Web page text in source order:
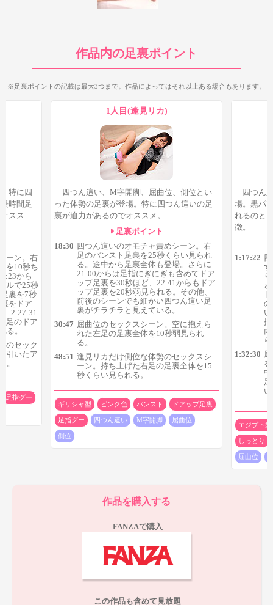
21:00からは足指にぎにぎも含めてドアップ足裏を30秒ほど
とができます。その他にもチラチラ見える細かい足裏もあるの
で、それも含めるのであればもっと足裏シーンは増えます。
セックスシーンは逢見リカだけ側位な体勢の足裏がよく見えて
いてオススメ。15秒程度と長くはありませんが、セックス中の足
裏が好きなら見ておいても良いでしょう。
2人目の中丸未来は、四つん這い、屈曲位、M字開脚の足裏が
登場。ここももちろん四つん這いの足裏が見応えがあります。
四つん這いシーンでは最初だけ黒パンスト足裏を履いており、
しばらくすると生足裏が登場するのが特徴で、
1:17:22から両足の黒パンスト足裏を40秒くらい
1:18:38からも左足の黒パンスト足裏が約20秒
1:21:59からは左足の生足裏を足指グーも含めて25秒くらい
1:22:40からも左足の生足裏の足指グーを20秒ちょっと
黒パンスト足裏を長時間見られたりするのが良いで
すね。また足裏を見られるシーンの数もそこそこ多いのも嬉しい
そういった足裏が好きならぜひ見て頂きたいところです。
作品内の足裏ポイント
※足裏ポイントの記載は最大3つまで。作品によってはそれ以上ある場合もあります。
特に四
時間足
スス
ーン。右
を10秒ち
から
ルで25秒
裏を7秒
をドア
、2:27:31
足のドア
る。
のセック
引いたア
。
足指グー
1人目(逢見リカ)
四つん這い、M字開脚、屈曲位、側位とい
った体勢の足裏が登場。特に四つん這いの足
裏が迫力があるのでオススメ。
足裏ポイント
18:30 四つん這いのオモチャ責めシーン。右
足のパンスト足裏を25秒くらい見られ
る。途中から足裏全体も登場。さらに
21:00からは足指にぎにぎも含めてドア
ップ足裏を30秒ほど、22:41からもドア
ップ足裏を20秒弱見られる。その他、
前後のシーンでも細かい四つん這い足
裏がチラチラと見えている。
30:47 屈曲位のセックスシーン。空に抱えら
れた左足の足裏全体を10秒弱見られ
る。
48:51 逢見リカだけ側位な体勢のセックスシ
ーン。持ち上げた右足の足裏全体を15
秒くらい見られる。
ギリシャ型 ピンク色 パンスト ドアップ足裏
足指グー 四つん這い M字開脚 屈曲位
側位
四つん
場。黒パ
れるのと
徴。
1:17:22
1:32:30
エジプト型
しっとり
屈曲位
作品を購入する
FANZAで購入
この作品も含めて見放題